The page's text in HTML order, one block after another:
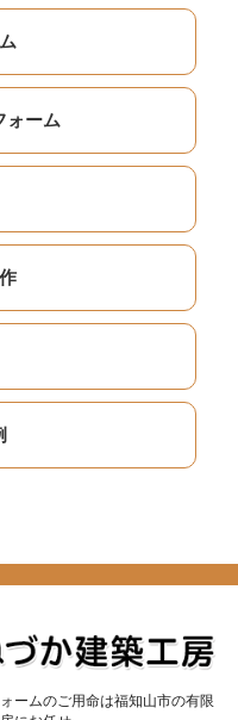
ォーム
ームのご用命は福知山市の有限